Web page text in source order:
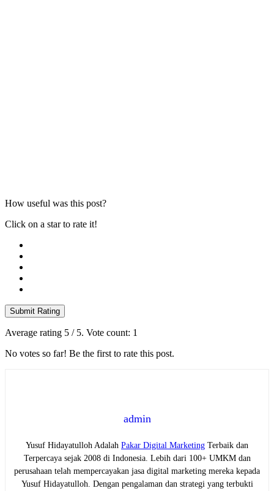
How useful was this post?
Click on a star to rate it!
Submit Rating
Average rating 5 / 5. Vote count: 1
No votes so far! Be the first to rate this post.
admin
Yusuf Hidayatulloh Adalah Pakar Digital Marketing Terbaik dan
Terpercaya sejak 2008 di Indonesia. Lebih dari 100+ UMKM dan
perusahaan telah mempercayakan jasa digital marketing mereka kepada
Yusuf Hidayatulloh. Dengan pengalaman dan strategi yang terbukti